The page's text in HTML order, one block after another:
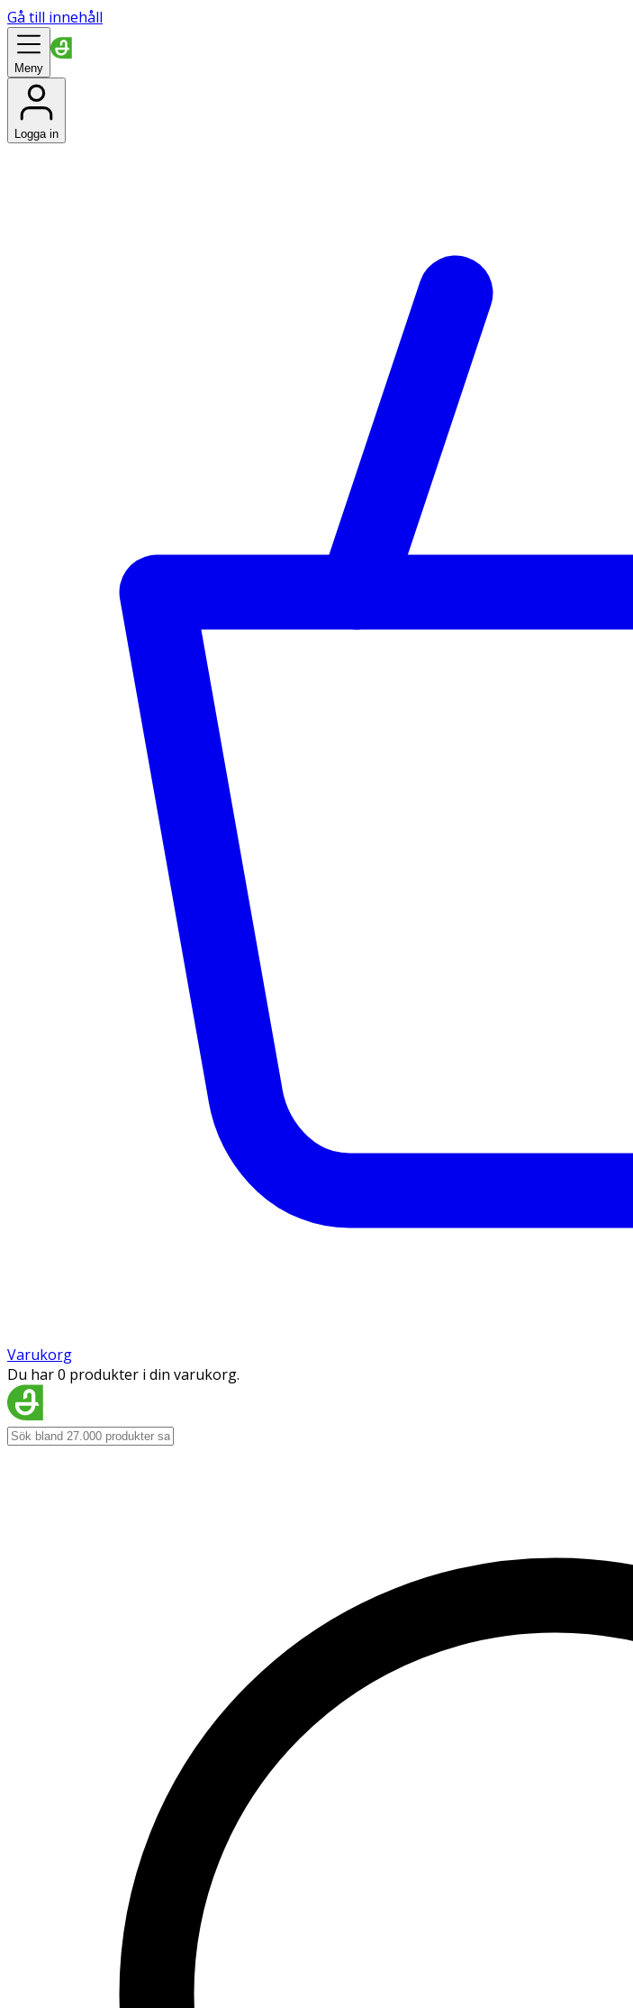
Gå till innehåll
Meny
Logga in
Varukorg
Du har 0 produkter i din varukorg.